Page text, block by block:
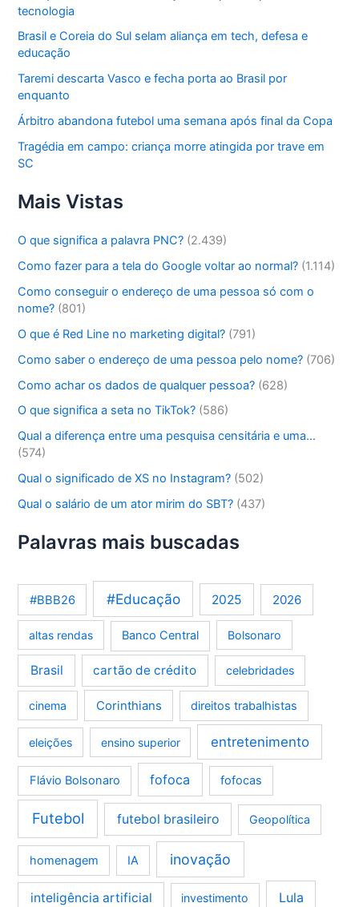
tecnologia
Brasil e Coreia do Sul selam aliança em tech, defesa e
educação
Taremi descarta Vasco e fecha porta ao Brasil por
enquanto
Árbitro abandona futebol uma semana após final da Copa
Tragédia em campo: criança morre atingida por trave em
SC
Mais Vistas
O que significa a palavra PNC? (2.439)
Como fazer para a tela do Google voltar ao normal? (1.114)
Como conseguir o endereço de uma pessoa só com o
nome? (801)
O que é Red Line no marketing digital? (791)
Como saber o endereço de uma pessoa pelo nome? (706)
Como achar os dados de qualquer pessoa? (628)
O que significa a seta no TikTok? (586)
Qual a diferença entre uma pesquisa censitária e uma…
(574)
Qual o significado de XS no Instagram? (502)
Qual o salário de um ator mirim do SBT? (437)
Palavras mais buscadas
#BBB26 #Educação 2025 2026
altas rendas Banco Central Bolsonaro
Brasil cartão de crédito celebridades
cinema Corinthians direitos trabalhistas
eleições ensino superior entretenimento
Flávio Bolsonaro fofoca fofocas
Futebol futebol brasileiro Geopolítica
homenagem IA inovação
inteligência artificial investimento Lula